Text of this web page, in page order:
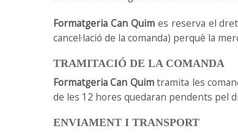
Formatgeria Can Quimes reserva el
cancel·lació de la comanda) perquè la
TRAMITACIÓ DE LA COMANDA
Formatgeria Can Quimtramita les
de les 12 hores quedaran pendents pel
ENVIAMENT I TRANSPORT